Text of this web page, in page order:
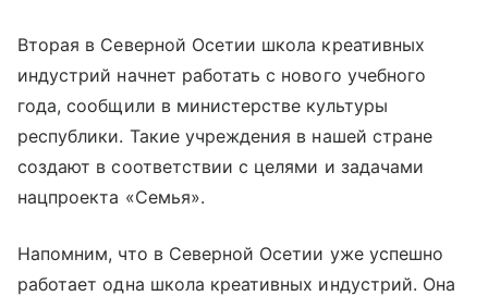
Вторая в Северной Осетии школа креативных
индустрий начнет работать с нового учебного
года, сообщили в министерстве культуры
республики. Такие учреждения в нашей стране
создают в соответствии с целями и задачами
нацпроекта «Семья».
Напомним, что в Северной Осетии уже успешно
работает одна школа креативных индустрий. Она